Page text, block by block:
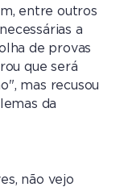
entre outros
a
de provas
que será
mas recusou
da
não vejo